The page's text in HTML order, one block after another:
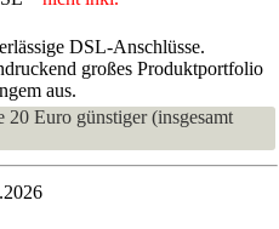
DSL-Anschlüsse.
großes Produktportfolio
aus.
Euro günstiger (insgesamt